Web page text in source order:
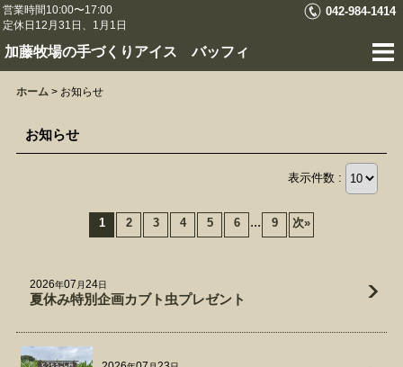
営業時間10:00〜17:00
定休日12月31日、1月1日
042-984-1414
加藤牧場の手づくりアイス バッフィ
ホーム > お知らせ
お知らせ
表示件数 :
1 2 3 4 5 6 ... 9 次»
2026年07 月24日
夏休み特別企画カブト虫プレゼント